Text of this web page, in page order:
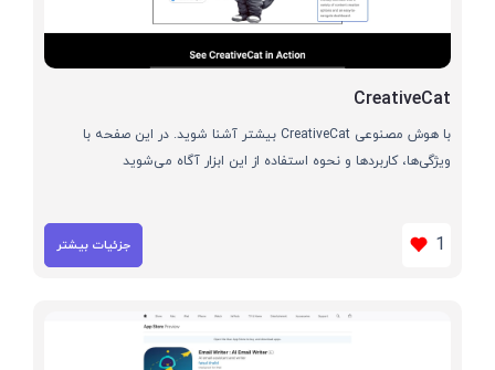
CreativeCat
با هوش مصنوعی CreativeCat بیشتر آشنا شوید. در این صفحه با
ویژگی‌ها، کاربردها و نحوه استفاده از این ابزار آگاه می‌شوید
1 جزئیات بیشتر